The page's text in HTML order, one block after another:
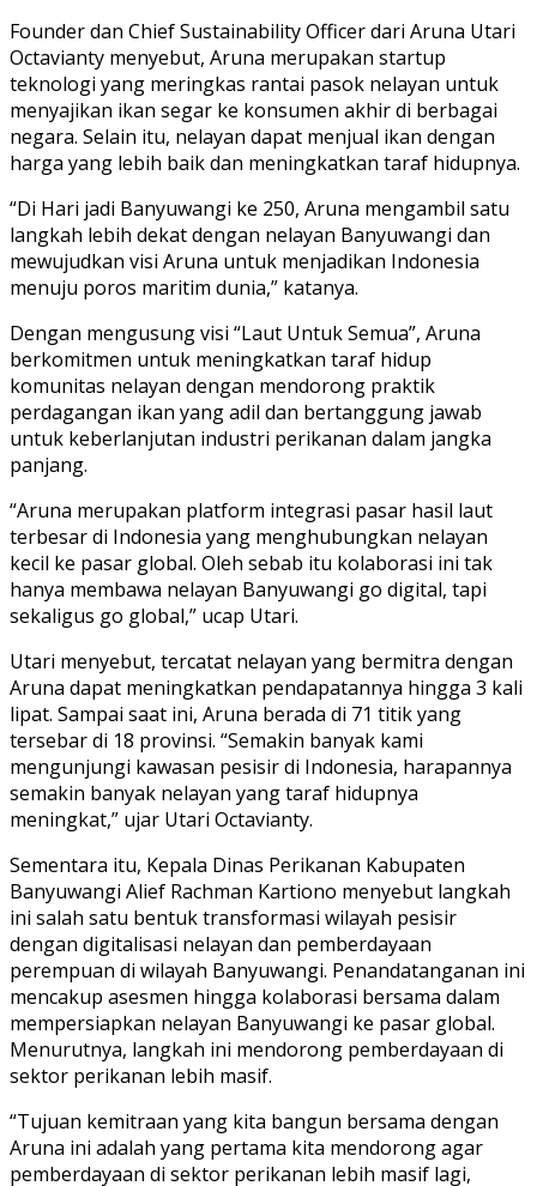
Founder dan Chief Sustainability Officer dari Aruna Utari
Octavianty menyebut, Aruna merupakan startup
teknologi yang meringkas rantai pasok nelayan untuk
menyajikan ikan segar ke konsumen akhir di berbagai
negara. Selain itu, nelayan dapat menjual ikan dengan
harga yang lebih baik dan meningkatkan taraf hidupnya.
“Di Hari jadi Banyuwangi ke 250, Aruna mengambil satu
langkah lebih dekat dengan nelayan Banyuwangi dan
mewujudkan visi Aruna untuk menjadikan Indonesia
menuju poros maritim dunia,” katanya.
Dengan mengusung visi “Laut Untuk Semua”, Aruna
berkomitmen untuk meningkatkan taraf hidup
komunitas nelayan dengan mendorong praktik
perdagangan ikan yang adil dan bertanggung jawab
untuk keberlanjutan industri perikanan dalam jangka
panjang.
“Aruna merupakan platform integrasi pasar hasil laut
terbesar di Indonesia yang menghubungkan nelayan
kecil ke pasar global. Oleh sebab itu kolaborasi ini tak
hanya membawa nelayan Banyuwangi go digital, tapi
sekaligus go global,” ucap Utari.
Utari menyebut, tercatat nelayan yang bermitra dengan
Aruna dapat meningkatkan pendapatannya hingga 3 kali
lipat. Sampai saat ini, Aruna berada di 71 titik yang
tersebar di 18 provinsi. “Semakin banyak kami
mengunjungi kawasan pesisir di Indonesia, harapannya
semakin banyak nelayan yang taraf hidupnya
meningkat,” ujar Utari Octavianty.
Sementara itu, Kepala Dinas Perikanan Kabupaten
Banyuwangi Alief Rachman Kartiono menyebut langkah
ini salah satu bentuk transformasi wilayah pesisir
dengan digitalisasi nelayan dan pemberdayaan
perempuan di wilayah Banyuwangi. Penandatanganan ini
mencakup asesmen hingga kolaborasi bersama dalam
mempersiapkan nelayan Banyuwangi ke pasar global.
Menurutnya, langkah ini mendorong pemberdayaan di
sektor perikanan lebih masif.
“Tujuan kemitraan yang kita bangun bersama dengan
Aruna ini adalah yang pertama kita mendorong agar
pemberdayaan di sektor perikanan lebih masif lagi,